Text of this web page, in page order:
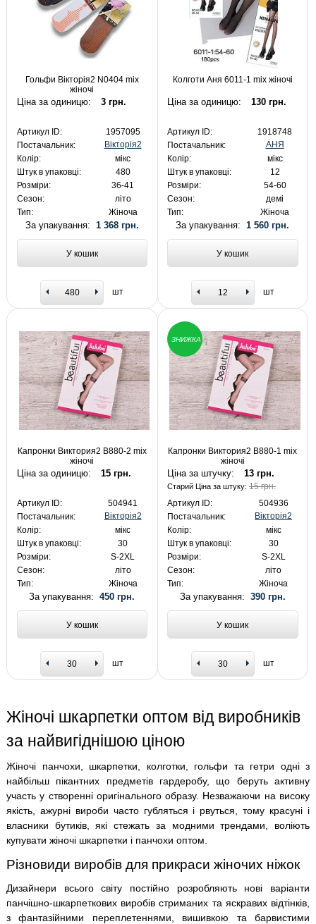
Гольфи Вікторія2 N0404 mix
жіночі
Ціна за одиницю: 3 грн.
Артикул ID:
1957095
Постачальник:
Вікторія2
Колір:
мікс
Штук в упаковці:
480
Розміри:
36-41
Сезон:
літо
Тип:
Жіноча
За упакування: 1 368 грн.
У кошик
шт
Колготи Аня 6011-1 mix жіночі
Ціна за одиницю: 130 грн.
Артикул ID:
1918748
Постачальник:
АНЯ
Колір:
мікс
Штук в упаковці:
12
Розміри:
54-60
Сезон:
демі
Тип:
Жіноча
За упакування:1 560 грн.
У кошик
шт
Капронки Виктория2 B880-2 mix
жіночі
Ціна за одиницю: 15 грн.
Артикул ID:
504941
Постачальник:
Вікторія2
Колір:
мікс
Штук в упаковці:
30
Розміри:
S-2XL
Сезон:
літо
Тип:
Жіноча
За упакування:450 грн.
У кошик
шт
ЗНИЖКА
Капронки Виктория2 B880-1 mix
жіночі
Ціна за штучку: 13 грн.
Старий Ціна за штуку:15 грн.
Артикул ID:
504936
Постачальник:
Вікторія2
Колір:
мікс
Штук в упаковці:
30
Розміри:
S-2XL
Сезон:
літо
Тип:
Жіноча
За упакування: 390 грн.
У кошик
шт
Жіночі шкарпетки оптом від виробників
за найвигіднішою ціною
Жіночі панчохи, шкарпетки, колготки, гольфи та гетри одні з
найбільш пікантних предметів гардеробу, що беруть активну
участь у створенні оригінального образу. Незважаючи на високу
якість, ажурні вироби часто губляться і рвуться, тому красуні і
власники бутиків, які стежать за модними трендами, воліють
купувати жіночі шкарпетки і панчохи оптом.
Різновиди виробів для прикраси жіночих ніжок
Дизайнери всього світу постійно розробляють нові варіанти
панчішно-шкарпеткових виробів стриманих та яскравих відтінків,
з фантазійними переплетеннями, вишивкою та барвистими